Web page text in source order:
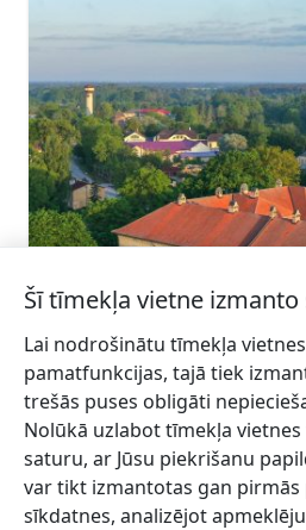
tic@dundaga.lv
+371 29444395
Šī tīmekļa vietne
Lai nodrošinātu tīmekļa
pamatfunkcijas, tajā tiek
trešās puses obligāti
Nolūkā uzlabot tīmekļa
saturu, ar Jūsu piekrišanu
var tikt izmantotas gan pirmās
sīkdatnes, analizējot